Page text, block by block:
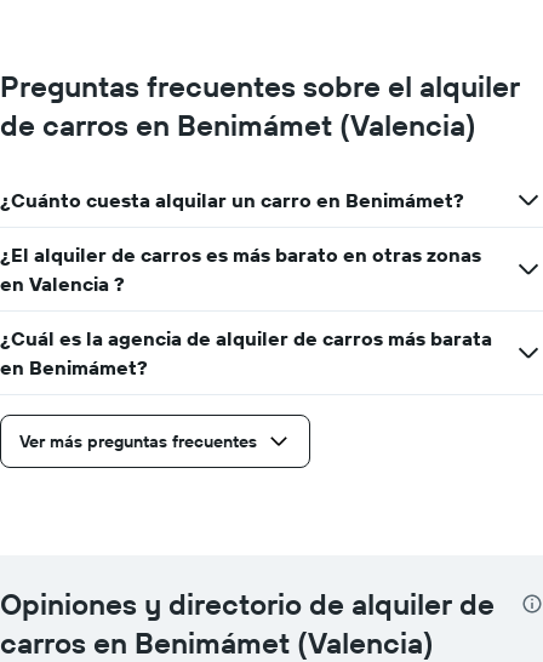
Preguntas frecuentes sobre el alquiler
de carros en Benimámet (Valencia)
¿Cuánto cuesta alquilar un carro en Benimámet?
¿El alquiler de carros es más barato en otras zonas
en Valencia ?
¿Cuál es la agencia de alquiler de carros más barata
en Benimámet?
Ver más preguntas frecuentes
Opiniones y directorio de alquiler de
carros en Benimámet (Valencia)